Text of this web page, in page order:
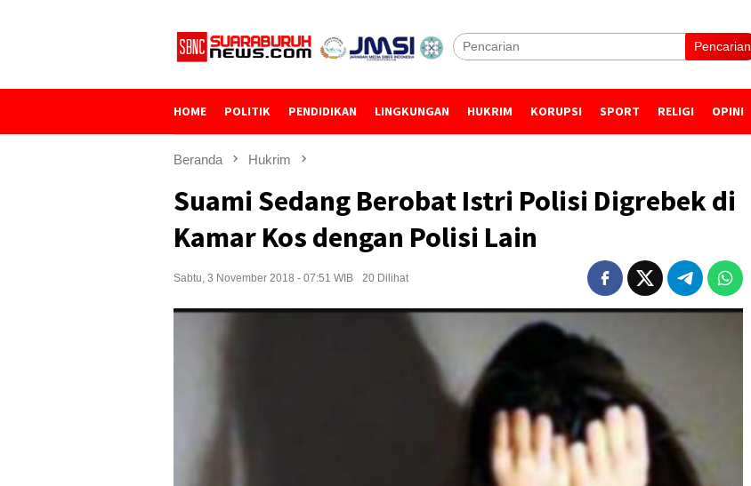
Pencarian
HOME POLITIK PENDIDIKAN LINGKUNGAN HUKRIM KORUPSI SPORT RELIGI OPINI
Beranda Hukrim
Suami Sedang Berobat Istri Polisi Digrebek di
Kamar Kos dengan Polisi Lain
Sabtu, 3 November 2018 - 07:51 WIB 20 Dilihat